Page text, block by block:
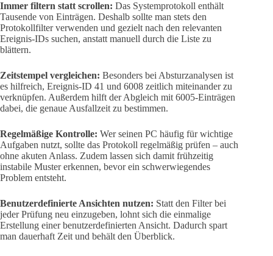
Immer filtern statt scrollen: Das Systemprotokoll enthält
Tausende von Einträgen. Deshalb sollte man stets den
Protokollfilter verwenden und gezielt nach den relevanten
Ereignis-IDs suchen, anstatt manuell durch die Liste zu
blättern.
Zeitstempel vergleichen: Besonders bei Absturzanalysen ist
es hilfreich, Ereignis-ID 41 und 6008 zeitlich miteinander zu
verknüpfen. Außerdem hilft der Abgleich mit 6005-Einträgen
dabei, die genaue Ausfallzeit zu bestimmen.
Regelmäßige Kontrolle: Wer seinen PC häufig für wichtige
Aufgaben nutzt, sollte das Protokoll regelmäßig prüfen – auch
ohne akuten Anlass. Zudem lassen sich damit frühzeitig
instabile Muster erkennen, bevor ein schwerwiegendes
Problem entsteht.
Benutzerdefinierte Ansichten nutzen: Statt den Filter bei
jeder Prüfung neu einzugeben, lohnt sich die einmalige
Erstellung einer benutzerdefinierten Ansicht. Dadurch spart
man dauerhaft Zeit und behält den Überblick.